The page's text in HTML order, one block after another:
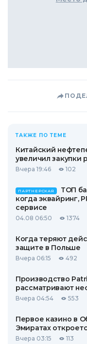
ТАКЖЕ ПО ТЕМЕ
Китайский
увеличил закупки
Вчера 19:46 102
ПАРТНЕРСКАЯ
ТОП
когда эквайринг,
сервисе
04.08 06:50 1374
Когда теряют
защите в Польше
Вчера 06:15 492
Производство
рассматривают
Вчера 04:54 553
Первое казино в
Эмиратах
Вчера 03:15 113